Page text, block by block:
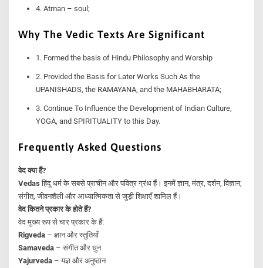
4. Atman – soul;
Why The Vedic Texts Are Significant
1. Formed the basis of Hindu Philosophy and Worship
2. Provided the Basis for Later Works Such As the
UPANISHADS, the RAMAYANA, and the MAHABHARATA;
3. Continue To Influence the Development of Indian Culture,
YOGA, and SPIRITUALITY to this Day.
Frequently Asked Questions
वेद क्या हैं?
Vedas हिंदू धर्म के सबसे प्राचीन और पवित्र ग्रंथ हैं। इनमें ज्ञान, मंत्र, दर्शन, विज्ञान,
संगीत, जीवनशैली और आध्यात्मिकता से जुड़ी शिक्षाएँ शामिल हैं।
वेद कितने प्रकार के होते हैं?
वेद मुख्य रूप से चार प्रकार के हैं:
Rigveda – ज्ञान और स्तुतियाँ
Samaveda – संगीत और धुन
Yajurveda – यज्ञ और अनुष्ठान